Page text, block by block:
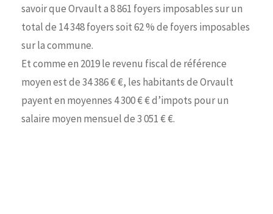
savoir que Orvault a 8 861 foyers imposables sur un
total de 14 348 foyers soit 62 % de foyers imposables
sur la commune.
Et comme en 2019 le revenu fiscal de référence
moyen est de 34 386 € €, les habitants de Orvault
payent en moyennes 4 300 € € d’impots pour un
salaire moyen mensuel de 3 051 € €.